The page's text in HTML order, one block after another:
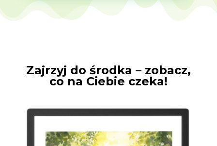
Zajrzyj do środka – zobacz,
co na Ciebie czeka!